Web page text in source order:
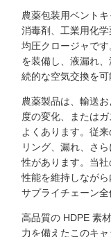
農薬包装用ベント
消毒剤、工業用化
均圧クロージャで
を装備し、液漏れ
続的な空気交換を可
農薬製品は、輸送
度の変化、または
よくあります。従
リング、漏れ、さ
性があります。当
性能を維持しながら
サプライチェーン全
高品質の HDPE 素
力を備えたこのキ